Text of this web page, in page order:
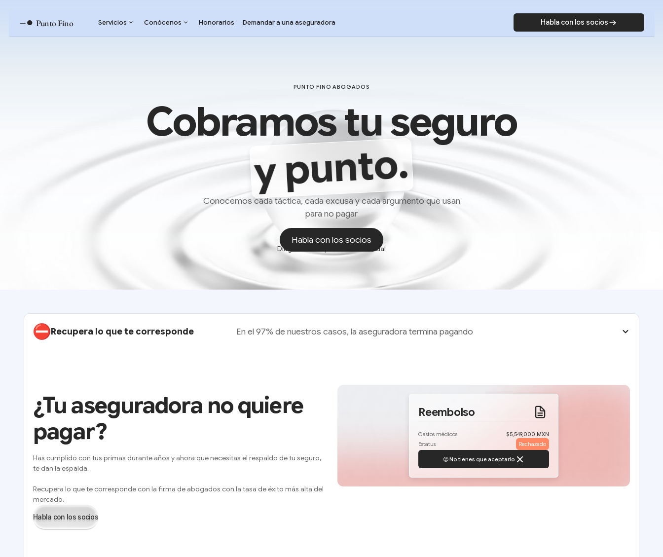
–● Punto Fino Servicios Conócenos Honorarios Demandar a una aseguradora Habla con los socios
PUNTO FINO ABOGADOS
Cobramos tu seguro
y punto.
Conocemos cada táctica, cada excusa y cada argumento que usan
para no pagar
Habla con los socios
Habla con los socios
Diagnóstico exprés • Confidencial
Recupera lo que te corresponde En el 97% de nuestros casos, la aseguradora termina pagando
¿Tu aseguradora no quiere
pagar?
Has cumplido con tus primas durante años y ahora que necesitas el respaldo de tu seguro,
te dan la espalda.
Recupera lo que te corresponde con la firma de abogados con la tasa de éxito más alta del
mercado.
Habla con los socios
Reembolso
Gastos médicos
$5,549,000 MXN
Estatus
Rechazado
😡 No tienes que aceptarlo